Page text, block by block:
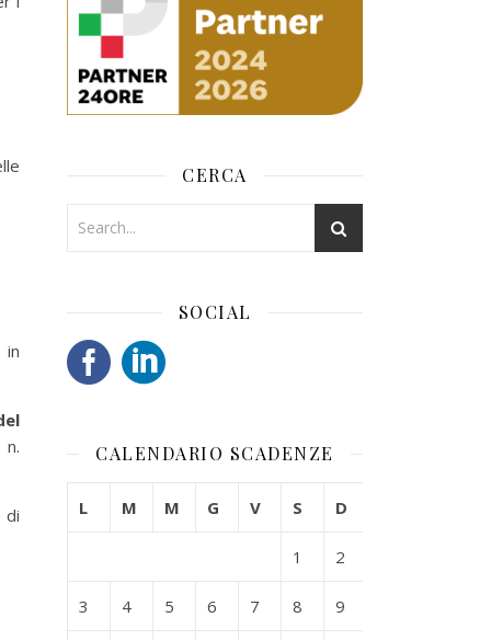
in
di
CERCA
SOCIAL
CALENDARIO SCADENZE
L M M G V S D
1 2
3 4 5 6 7 8 9